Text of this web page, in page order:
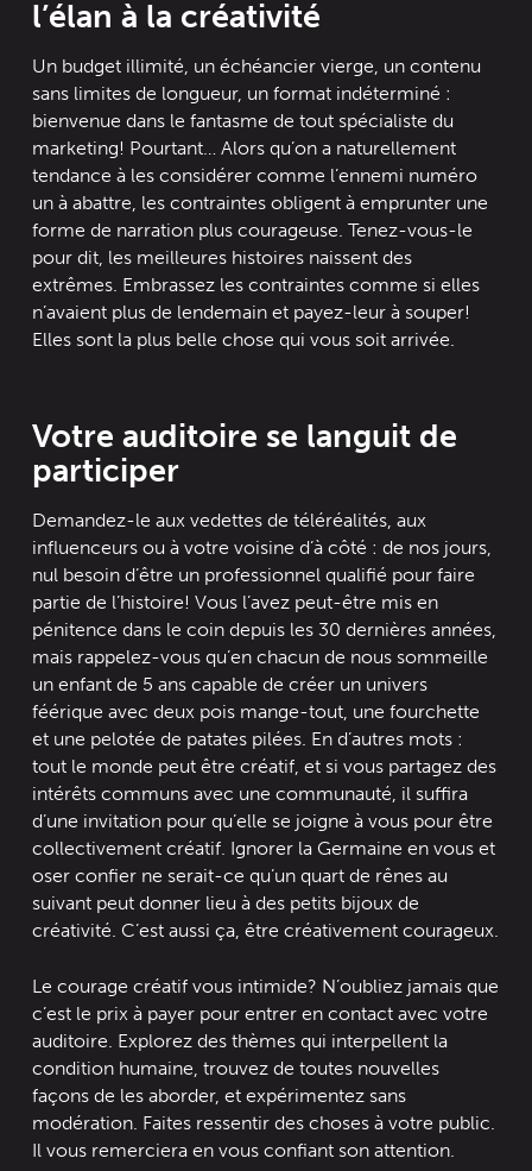
l’élan à la créativité
Un budget illimité, un échéancier vierge, un contenu
sans limites de longueur, un format indéterminé :
bienvenue dans le fantasme de tout spécialiste du
marketing! Pourtant… Alors qu’on a naturellement
tendance à les considérer comme l’ennemi numéro
un à abattre, les contraintes obligent à emprunter une
forme de narration plus courageuse. Tenez-vous-le
pour dit, les meilleures histoires naissent des
extrêmes. Embrassez les contraintes comme si elles
n’avaient plus de lendemain et payez-leur à souper!
Elles sont la plus belle chose qui vous soit arrivée.
Votre auditoire se languit de
participer
Demandez-le aux vedettes de téléréalités, aux
influenceurs ou à votre voisine d’à côté : de nos jours,
nul besoin d’être un professionnel qualifié pour faire
partie de l’histoire! Vous l’avez peut-être mis en
pénitence dans le coin depuis les 30 dernières années,
mais rappelez-vous qu’en chacun de nous sommeille
un enfant de 5 ans capable de créer un univers
féérique avec deux pois mange-tout, une fourchette
et une pelotée de patates pilées. En d’autres mots :
tout le monde peut être créatif, et si vous partagez des
intérêts communs avec une communauté, il suffira
d’une invitation pour qu’elle se joigne à vous pour être
collectivement créatif. Ignorer la Germaine en vous et
oser confier ne serait-ce qu’un quart de rênes au
suivant peut donner lieu à des petits bijoux de
créativité. C’est aussi ça, être créativement courageux.
Le courage créatif vous intimide? N’oubliez jamais que
c’est le prix à payer pour entrer en contact avec votre
auditoire. Explorez des thèmes qui interpellent la
condition humaine, trouvez de toutes nouvelles
façons de les aborder, et expérimentez sans
modération. Faites ressentir des choses à votre public.
Il vous remerciera en vous confiant son attention.